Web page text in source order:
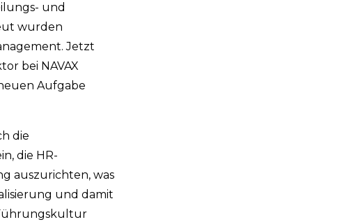
und
wurden
Jetzt
bei NAVAX
Aufgabe
die
die HR-
auszurichten, was
und damit